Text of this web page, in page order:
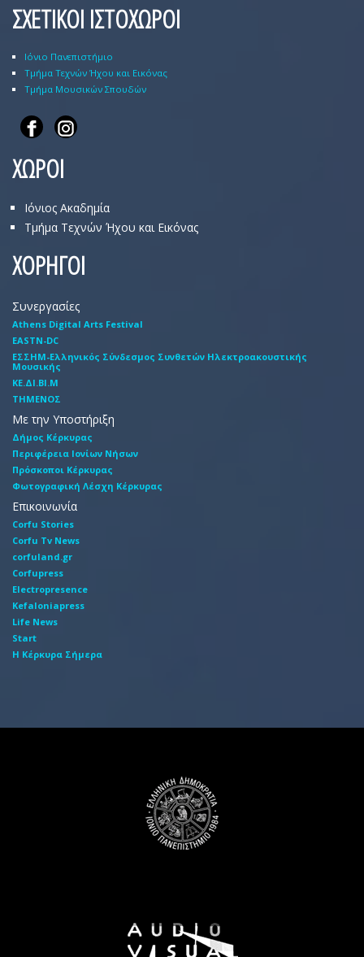
ΣΧΕΤΙΚΟΙ ΙΣΤΟΧΩΡΟΙ
Ιόνιο Πανεπιστήμιο
Τμήμα Τεχνών Ήχου και Εικόνας
Τμήμα Μουσικών Σπουδών
ΧΩΡΟΙ
Ιόνιος Ακαδημία
Τμήμα Τεχνών Ήχου και Εικόνας
ΧΟΡΗΓΟΙ
Συνεργασίες
Athens Digital Arts Festival
EASTN-DC
EΣΣHM-Eλληνικός Σύνδεσμος Συνθετών Hλεκτροακουστικής
Mουσικής
ΚΕ.ΔΙ.ΒΙ.Μ
ΤΗΜΕΝΟΣ
Με την Υποστήριξη
Δήμος Κέρκυρας
Περιφέρεια Ιονίων Νήσων
Πρόσκοποι Κέρκυρας
Φωτογραφική Λέσχη Κέρκυρας
Επικοινωνία
Corfu Stories
Corfu Tv News
corfuland.gr
Corfupress
Electropresence
Kefaloniapress
Life News
Start
Η Κέρκυρα Σήμερα